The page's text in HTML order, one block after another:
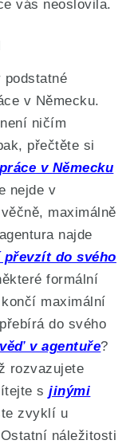
vás neoslovila.
podstatné
v Německu.
ničím
přečtěte si
v Německu
nejde v
maximálně
najde
do svého
formální
maximální
do svého
v agentuře?
rozvazujete
sjinými
zvyklí u
náležitosti